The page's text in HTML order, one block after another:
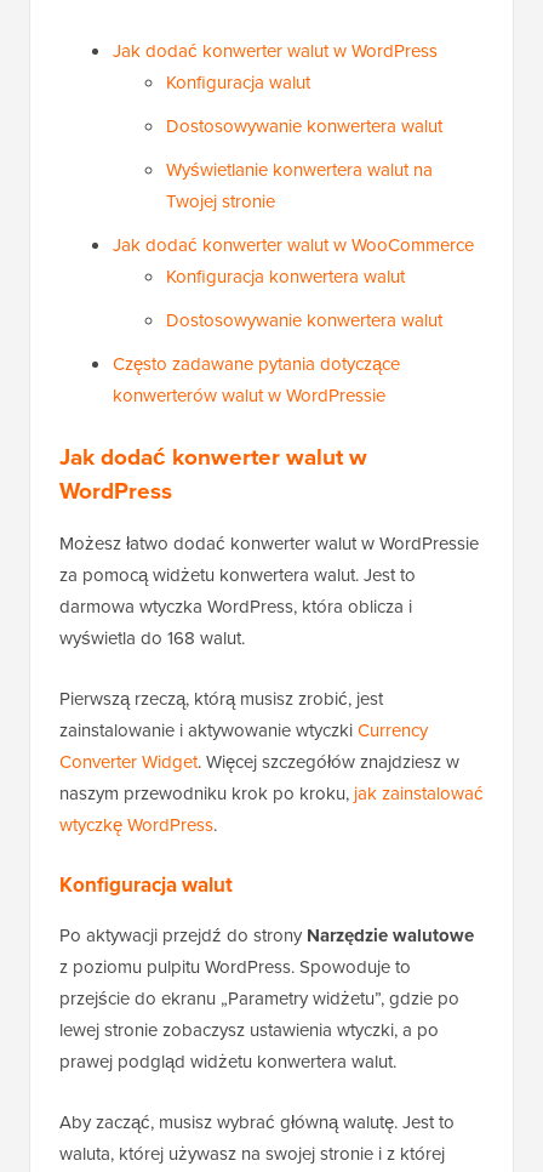
Jak dodać konwerter walut w WordPress
Konfiguracja walut
Dostosowywanie konwertera walut
Wyświetlanie konwertera walut na
Twojej stronie
Jak dodać konwerter walut w WooCommerce
Konfiguracja konwertera walut
Dostosowywanie konwertera walut
Często zadawane pytania dotyczące
konwerterów walut w WordPressie
Jak dodać konwerter walut w
WordPress
Możesz łatwo dodać konwerter walut w WordPressie
za pomocą widżetu konwertera walut. Jest to
darmowa wtyczka WordPress, która oblicza i
wyświetla do 168 walut.
Pierwszą rzeczą, którą musisz zrobić, jest
zainstalowanie i aktywowanie wtyczkiCurrency
Converter Widget. Więcej szczegółów znajdziesz w
naszym przewodniku krok po kroku, jak zainstalować
wtyczkę WordPress.
Konfiguracja walut
Po aktywacji przejdź do strony Narzędzie walutowe
z poziomu pulpitu WordPress. Spowoduje to
przejście do ekranu „Parametry widżetu”, gdzie po
lewej stronie zobaczysz ustawienia wtyczki, a po
prawej podgląd widżetu konwertera walut.
Aby zacząć, musisz wybrać główną walutę. Jest to
waluta, której używasz na swojej stronie i z której